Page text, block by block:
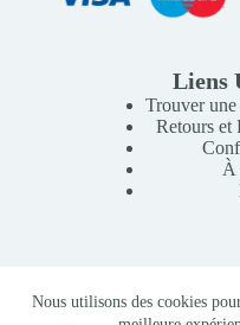
Nous utilisons des cookies
Liens
Trouver une
Retours et
À
Copyright © 2026 Mille
-Conditions